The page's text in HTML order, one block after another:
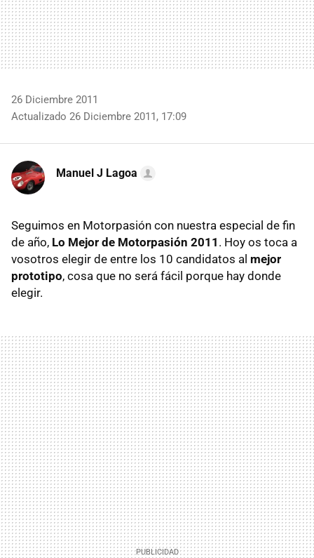
26 Diciembre 2011
Actualizado 26 Diciembre 2011, 17:09
Manuel J Lagoa
Seguimos en Motorpasión con nuestra especial de fin
de año, Lo Mejor de Motorpasión 2011 . Hoy os toca a
vosotros elegir de entre los 10 candidatos al mejor
prototipo, cosa que no será fácil porque hay donde
elegir.